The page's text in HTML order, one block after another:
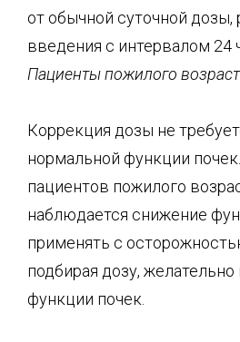
от обычной суточной дозы,
введения с интервалом 24
Пациенты пожилого
Коррекция дозы не
нормальной функции
пациентов пожилого
наблюдается снижение
применять с
подбирая дозу,
функции почек.